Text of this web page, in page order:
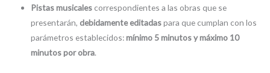
Pistas musicales correspondientes a las obras que se
presentarán, debidamente editadaspara que cumplan con los
parámetros establecidos:mínimo 5 minutos y máximo 10
minutos por obra.